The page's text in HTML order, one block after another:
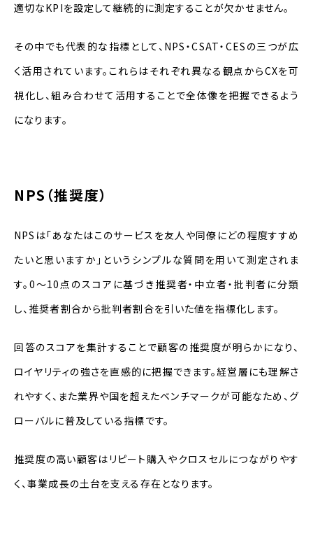
適切なKPIを設定して継続的に測定することが欠かせません。
その中でも代表的な指標として、NPS・CSAT・CESの三つが広
く活用されています。これらはそれぞれ異なる観点からCXを可
視化し、組み合わせて活用することで全体像を把握できるよう
になります。
NPS（推奨度）
NPSは「あなたはこのサービスを友人や同僚にどの程度すすめ
たいと思いますか」というシンプルな質問を用いて測定されま
す。0～10点のスコアに基づき推奨者・中立者・批判者に分類
し、推奨者割合から批判者割合を引いた値を指標化します。
回答のスコアを集計することで顧客の推奨度が明らかになり、
ロイヤリティの強さを直感的に把握できます。経営層にも理解さ
れやすく、また業界や国を超えたベンチマークが可能なため、グ
ローバルに普及している指標です。
推奨度の高い顧客はリピート購入やクロスセルにつながりやす
く、事業成長の土台を支える存在となります。